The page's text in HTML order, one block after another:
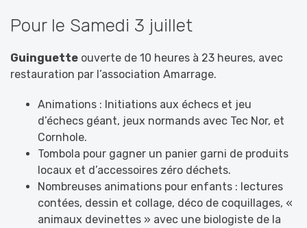
Pour le Samedi 3 juillet
Guinguette ouverte de 10 heures à 23 heures, avec
restauration par l’association Amarrage.
Animations : Initiations aux échecs et jeu
d’échecs géant, jeux normands avec Tec Nor, et
Cornhole.
Tombola pour gagner un panier garni de produits
locaux et d’accessoires zéro déchets.
Nombreuses animations pour enfants : lectures
contées, dessin et collage, déco de coquillages, «
animaux devinettes » avec une biologiste de la